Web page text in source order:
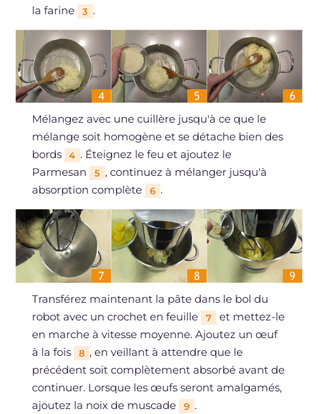
la farine
3 .
Mélangez avec une cuillère jusqu'à ce que le
mélange soit homogène et se détache bien des
bords
4 . Éteignez le feu et ajoutez le
Parmesan
5 , continuez à mélanger jusqu'à
absorption complète
6 .
Transférez maintenant la pâte dans le bol du
robot avec un crochet en feuille
7
et mettez-le
en marche à vitesse moyenne. Ajoutez un œuf
à la fois
8 , en veillant à attendre que le
précédent soit complètement absorbé avant de
continuer. Lorsque les œufs seront amalgamés,
ajoutez la noix de muscade
9 .